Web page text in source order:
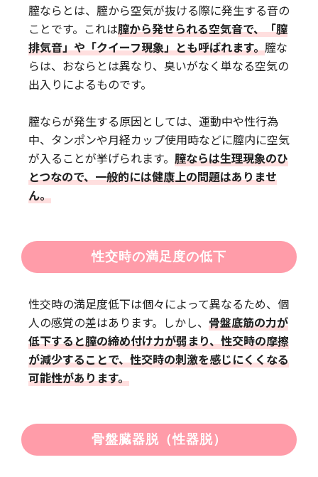
膣ならとは、膣から空気が抜ける際に発生する音の
ことです。これは膣から発せられる空気音で、「膣
排気音」や「クイーフ現象」とも呼ばれます。膣な
らは、おならとは異なり、臭いがなく単なる空気の
出入りによるものです。
膣ならが発生する原因としては、運動中や性行為
中、タンポンや月経カップ使用時などに膣内に空気
が入ることが挙げられます。 膣ならは生理現象のひ
とつなので、一般的には健康上の問題はありませ
ん。
性交時の満足度の低下
性交時の満足度低下は個々によって異なるため、個
人の感覚の差はあります。しかし、 骨盤底筋の力が
低下すると膣の締め付け力が弱まり、性交時の摩擦
が減少することで、性交時の刺激を感じにくくなる
可能性があります。
骨盤臓器脱（性器脱）